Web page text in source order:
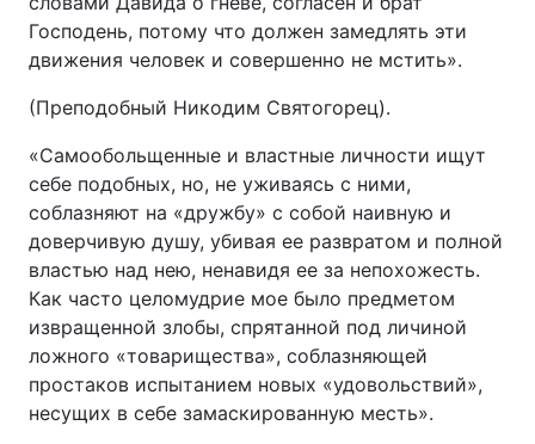
Господень, потому что должен замедлять эти
движения человек и совершенно не мстить».
(Преподобный Никодим Святогорец).
«Самообольщенные и властные личности ищут
себе подобных, но, не уживаясь с ними,
соблазняют на «дружбу» с собой наивную и
доверчивую душу, убивая ее развратом и полной
властью над нею, ненавидя ее за непохожесть.
Как часто целомудрие мое было предметом
извращенной злобы, спрятанной под личиной
ложного «товарищества», соблазняющей
простаков испытанием новых «удовольствий»,
несущих в себе замаскированную месть».